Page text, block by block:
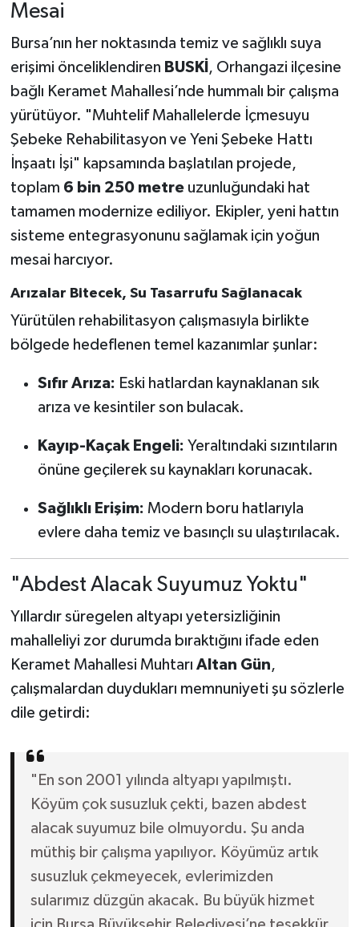
Mesai
Bursa’nın her noktasında temiz ve sağlıklı suya
erişimi önceliklendiren BUSKİ , Orhangazi ilçesine
bağlı Keramet Mahallesi’nde hummalı bir çalışma
yürütüyor. "Muhtelif Mahallelerde İçmesuyu
Şebeke Rehabilitasyon ve Yeni Şebeke Hattı
İnşaatı İşi" kapsamında başlatılan projede,
toplam 6 bin 250 metreuzunluğundaki hat
tamamen modernize ediliyor. Ekipler, yeni hattın
sisteme entegrasyonunu sağlamak için yoğun
mesai harcıyor.
Arızalar Bitecek, Su Tasarrufu Sağlanacak
Yürütülen rehabilitasyon çalışmasıyla birlikte
bölgede hedeflenen temel kazanımlar şunlar:
Sıfır Arıza: Eski hatlardan kaynaklanan sık
arıza ve kesintiler son bulacak.
Kayıp-Kaçak Engeli: Yeraltındaki sızıntıların
önüne geçilerek su kaynakları korunacak.
Sağlıklı Erişim: Modern boru hatlarıyla
evlere daha temiz ve basınçlı su ulaştırılacak.
"Abdest Alacak Suyumuz Yoktu"
Yıllardır süregelen altyapı yetersizliğinin
mahalleliyi zor durumda bıraktığını ifade eden
Keramet Mahallesi Muhtarı Altan Gün,
çalışmalardan duydukları memnuniyeti şu sözlerle
dile getirdi:
"En son 2001 yılında altyapı yapılmıştı.
Köyüm çok susuzluk çekti, bazen abdest
alacak suyumuz bile olmuyordu. Şu anda
müthiş bir çalışma yapılıyor. Köyümüz artık
susuzluk çekmeyecek, evlerimizden
sularımız düzgün akacak. Bu büyük hizmet